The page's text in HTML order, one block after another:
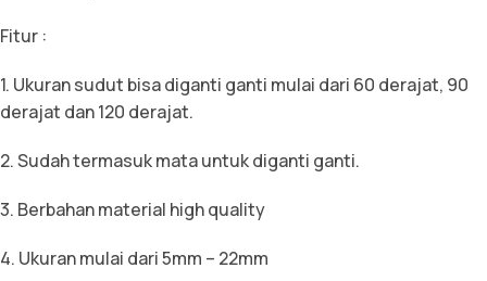
Fitur :
1. Ukuran sudut bisa diganti ganti mulai dari 60 derajat, 90
derajat dan 120 derajat.
2. Sudah termasuk mata untuk diganti ganti.
3. Berbahan material high quality
4. Ukuran mulai dari 5mm – 22mm